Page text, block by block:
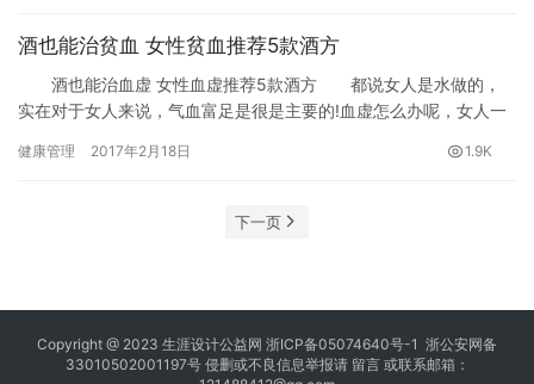
酒也能治贫血 女性贫血推荐5款酒方
酒也能治血虚 女性血虚推荐5款酒方 都说女人是水做的，
实在对于女人来说，气血富足是很是主要的!血虚怎么办呢，女人一
呢?酒对于我们来说，就像是一种纵情的饮料之一，有些酒虽然是有
女人补血。血虚是大部门女 人的症状，那么女人血虚怎么补血好呢?
健康管理 2017年2月18日 1.9K
下一页
Copyright @ 2023 生涯设计公益网 浙ICP备05074640号-1 浙公安网备
33010502001197号 侵删或不良信息举报请 留言或联系邮箱：